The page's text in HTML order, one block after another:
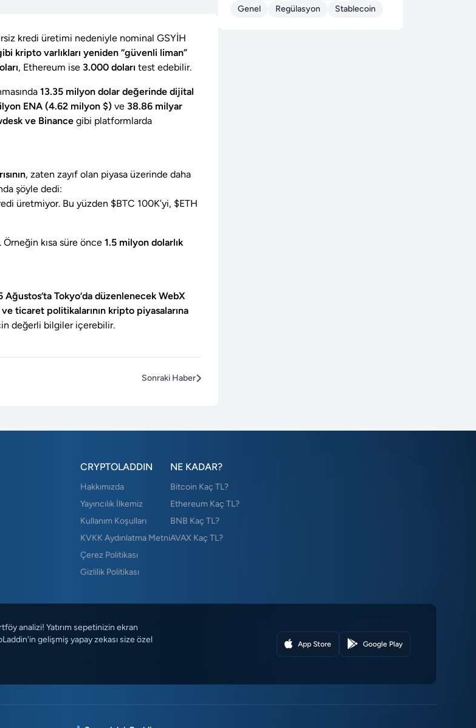
kredi üretimi nedeniyle nominal GSYİH
kripto varlıkları yeniden “güvenli liman”
, Ethereum ise 3.000 doları test edebilir.
13.35 milyon dolar değerinde dijital
ENA (4.62 milyon $) ve 38.86 milyar
ve Binance gibi platformlarda
, zaten zayıf olan piyasa üzerinde daha
şöyle dedi:
üretmiyor. Bu yüzden $BTC 100K’yi, $ETH
Örneğin kısa süre önce 1.5 milyon dolarlık
Ağustos’ta Tokyo’da düzenlenecek WebX
ticaret politikalarının kripto piyasalarına
değerli bilgiler içerebilir.
Sonraki Haber
Genel
Regülasyon Stablecoin
CRYPTOLADDIN
Hakkımızda
Yayıncılık İlkemiz
Kullanım Koşulları
KVKK Aydınlatma Metni
Çerez Politikası
Gizlilik Politikası
NE KADAR?
Bitcoin Kaç TL?
Ethereum Kaç TL?
BNB Kaç TL?
AVAX Kaç TL?
analizi! Yatırım sepetinizin ekran
gelişmiş yapay zekası size özel
App Store Google Play